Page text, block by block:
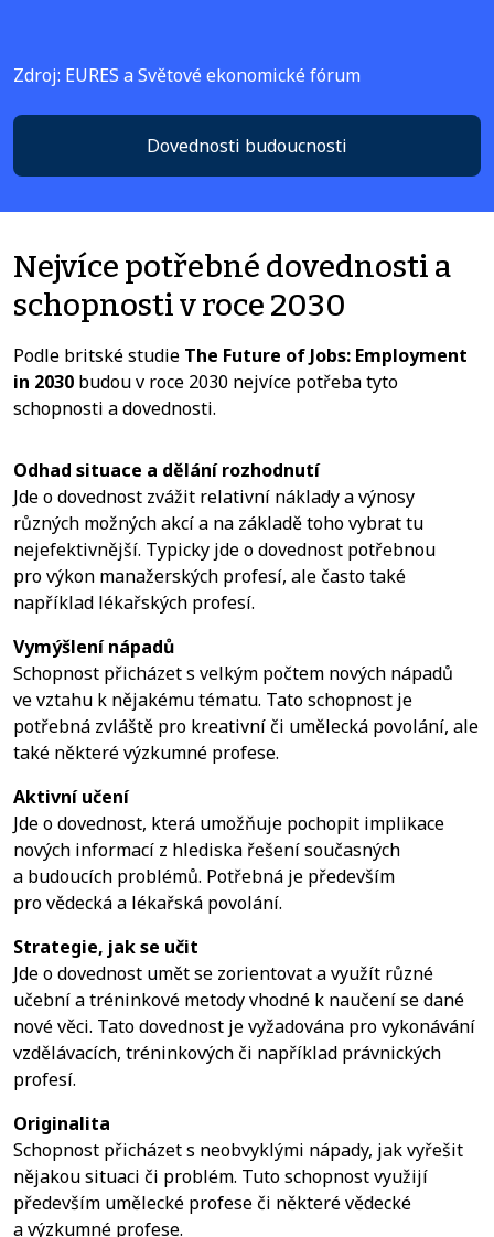
Zdroj: EURES a Světové ekonomické fórum
Dovednosti budoucnosti
Nejvíce potřebné dovednosti a
schopnosti v roce 2030
Podle britské studie The Future of Jobs: Employment
in 2030 budou v roce 2030 nejvíce potřeba tyto
schopnosti a dovednosti.
Odhad situace a dělání rozhodnutí
Jde o dovednost zvážit relativní náklady a výnosy
různých možných akcí a na základě toho vybrat tu
nejefektivnější. Typicky jde o dovednost potřebnou
pro výkon manažerských profesí, ale často také
například lékařských profesí.
Vymýšlení nápadů
Schopnost přicházet s velkým počtem nových nápadů
ve vztahu k nějakému tématu. Tato schopnost je
potřebná zvláště pro kreativní či umělecká povolání, ale
také některé výzkumné profese.
Aktivní učení
Jde o dovednost, která umožňuje pochopit implikace
nových informací z hlediska řešení současných
a budoucích problémů. Potřebná je především
pro vědecká a lékařská povolání.
Strategie, jak se učit
Jde o dovednost umět se zorientovat a využít různé
učební a tréninkové metody vhodné k naučení se dané
nové věci. Tato dovednost je vyžadována pro vykonávání
vzdělávacích, tréninkových či například právnických
profesí.
Originalita
Schopnost přicházet s neobvyklými nápady, jak vyřešit
nějakou situaci či problém. Tuto schopnost využijí
především umělecké profese či některé vědecké
a výzkumné profese.